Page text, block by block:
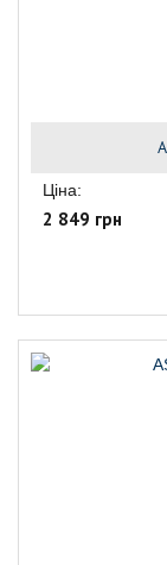
Ціна:
2 849 грн